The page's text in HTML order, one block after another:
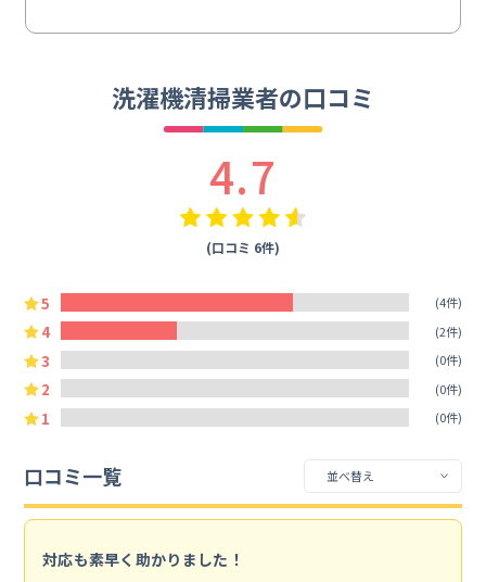
洗濯機清掃業者の口コミ
4.7
(口コミ 6件)
5 (4件)
4 (2件)
3 (0件)
2 (0件)
1 (0件)
口コミ一覧
対応も素早く助かりました！